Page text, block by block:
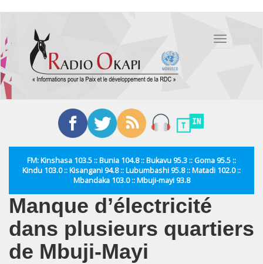
contenu
principal
Toggle
FM: Kinshasa 103.5 :: Bunia 104.8 :: Bukavu 95.3 :: Goma 95.5 ::
Kindu 103.0 :: Kisangani 94.8 :: Lubumbashi 95.8 :: Matadi 102.0 ::
Mbandaka 103.0 :: Mbuji-mayi 93.8
Manque d’électricité
dans plusieurs quartiers
de Mbuji-Mayi